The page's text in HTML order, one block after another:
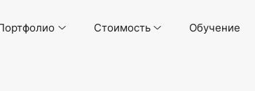
Стоимость Обучение